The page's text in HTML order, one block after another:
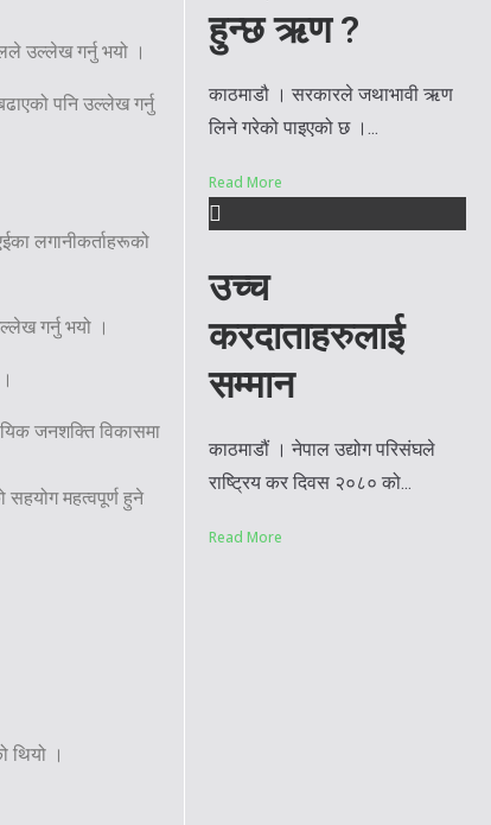
उल्लेख गर्नु भयो ।
पनि उल्लेख गर्नु
लगानीकर्ताहरूको
गर्नु भयो ।
जनशक्ति विकासमा
सहयोग महत्वपूर्ण हुने
थियो ।
हुन्छ ऋण ?
काठमाडौ । सरकारले जथाभावी ऋण
लिने गरेको पाइएको छ ।...
Read More
उच्च
करदाताहरुलाई
सम्मान
काठमाडौं । नेपाल उद्योग परिसंघले
राष्ट्रिय कर दिवस २०८० को...
Read More